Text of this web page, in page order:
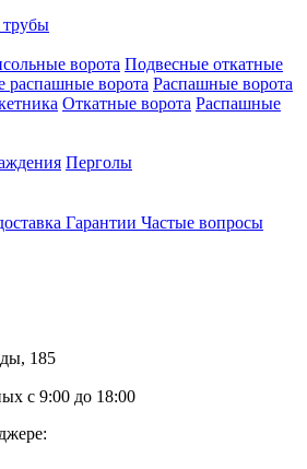
ворота Подвесные откатные
распашные ворота Распашные ворота
Откатные ворота Распашные
Перголы
Гарантии Частые вопросы
185
с 9:00 до 18:00